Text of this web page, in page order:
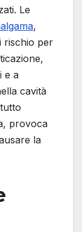
Le
,
rischio per
e a
cavità
provoca
la